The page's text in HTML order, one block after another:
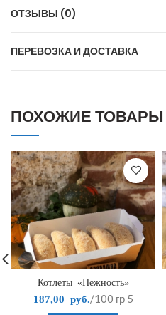
ОТЗЫВЫ (0)
ПЕРЕВОЗКА И ДОСТАВКА
ПОХОЖИЕ ТОВАРЫ
Котлеты «Нежность»
187,00 руб. /100 гр 5